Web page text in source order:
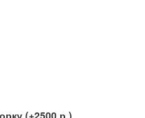
(+2500 р.)